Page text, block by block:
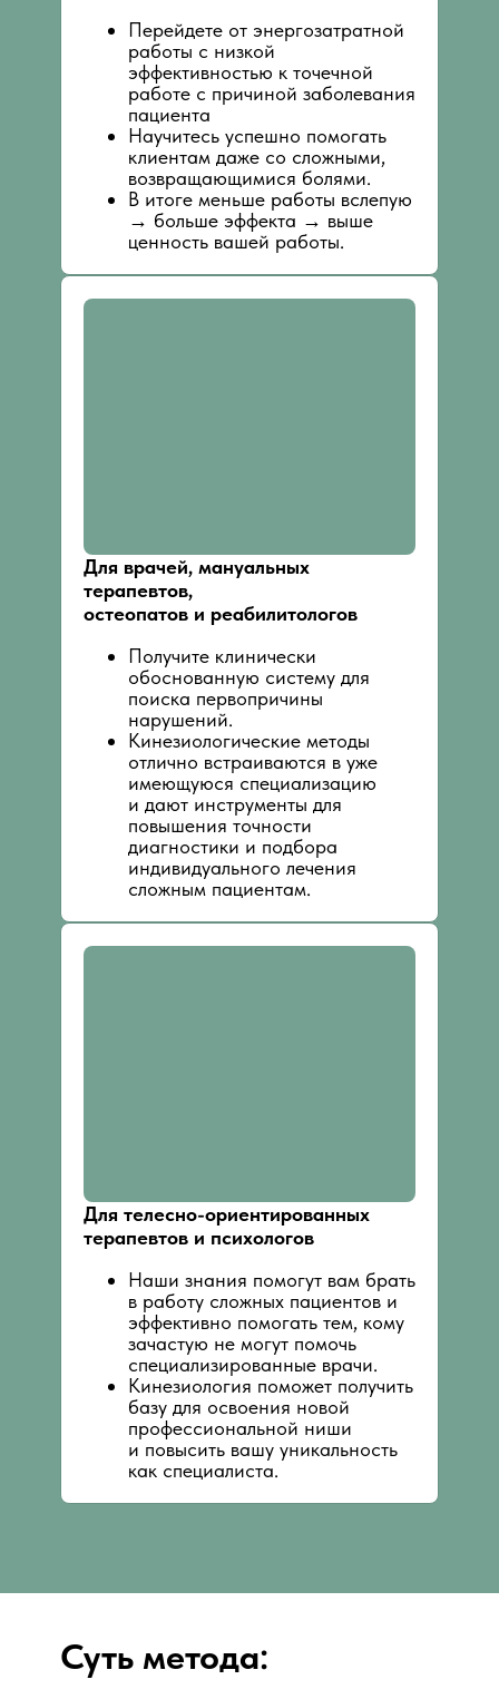
Перейдете от энергозатратной
работы с низкой
эффективностью к точечной
работе с причиной заболевания
пациента
Научитесь успешно помогать
клиентам даже со сложными,
возвращающимися болями.
В итоге меньше работы вслепую
→ больше эффекта → выше
ценность вашей работы.
Для врачей, мануальных
терапевтов,
остеопатов и реабилитологов
Получите клинически
обоснованную систему для
поиска первопричины
нарушений.
Кинезиологические методы
отлично встраиваются в уже
имеющуюся специализацию
и дают инструменты для
повышения точности
диагностики и подбора
индивидуального лечения
сложным пациентам.
Для телесно-ориентированных
терапевтов и психологов
Наши знания помогут вам брать
в работу сложных пациентов и
эффективно помогать тем, кому
зачастую не могут помочь
специализированные врачи.
Кинезиология поможет получить
базу для освоения новой
профессиональной ниши
и повысить вашу уникальность
как специалиста.
Суть метода: